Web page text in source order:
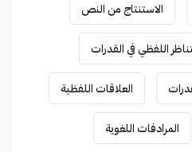
الاستنتاج من النص
اللفظي في القدرات
العلاقات اللفظية
المرادفات اللغوية